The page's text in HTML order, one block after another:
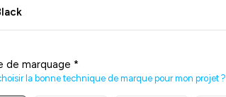
de marquage *
la bonne technique de marque pour mon projet ?